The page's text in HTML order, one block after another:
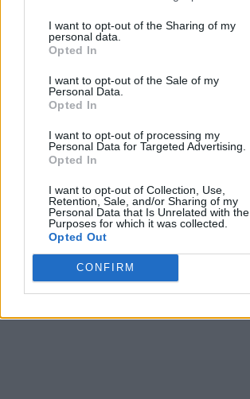
I want to opt-out of the Sharing of my
personal data.
Opted In
I want to opt-out of the Sale of my
Personal Data.
Opted In
I want to opt-out of processing my
Personal Data for Targeted Advertising.
Opted In
I want to opt-out of Collection, Use,
Retention, Sale, and/or Sharing of my
Personal Data that Is Unrelated with the
Purposes for which it was collected.
Opted Out
CONFIRM